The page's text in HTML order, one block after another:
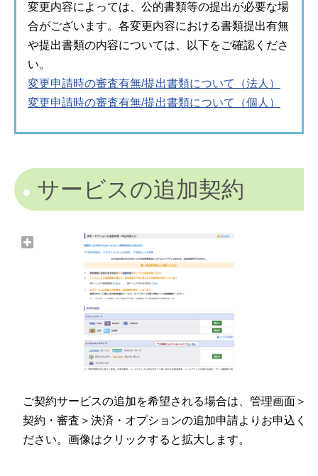
変更内容によっては、公的書類等の提出が必要な場
合がございます。各変更内容における書類提出有無
や提出書類の内容については、以下をご確認くださ
い。
変更申請時の審査有無/提出書類について（法人）
変更申請時の審査有無/提出書類について（個人）
サービスの追加契約
ご契約サービスの追加を希望される場合は、管理画面＞
契約・審査＞決済・オプションの追加申請よりお申込く
ださい。画像はクリックすると拡大します。